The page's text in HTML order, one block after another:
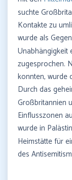
suchte
Kontakte zu
wurde als
Unabhängigkeit
zugesprochen.
konnten, wurde
Durch das
Großbritannien
Einflusszonen
wurde in
Heimstätte für
des